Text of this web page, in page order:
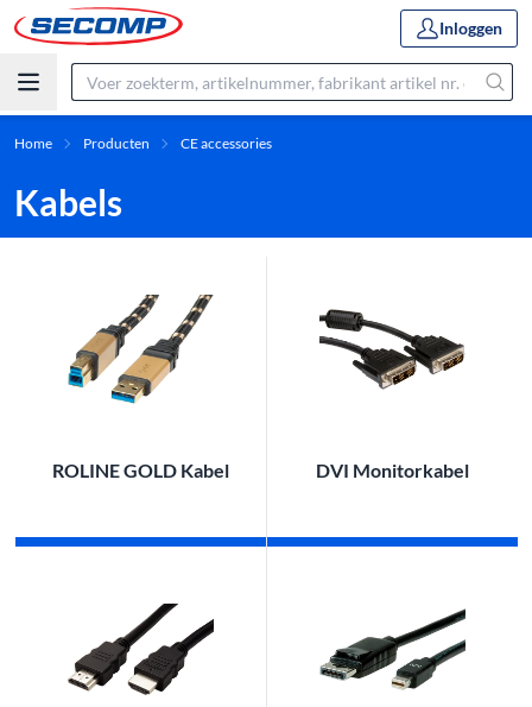
Inloggen
Home Producten CE accessories
Kabels
ROLINE GOLD Kabel DVI Monitorkabel